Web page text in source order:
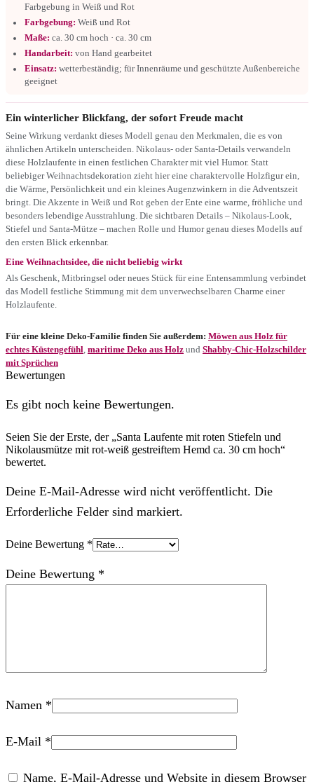
Farbgebung in Weiß und Rot
Farbgebung: Weiß und Rot
Maße: ca. 30 cm hoch · ca. 30 cm
Handarbeit: von Hand gearbeitet
Einsatz: wetterbeständig; für Innenräume und geschützte Außenbereiche
geeignet
Ein winterlicher Blickfang, der sofort Freude macht
Seine Wirkung verdankt dieses Modell genau den Merkmalen, die es von
ähnlichen Artikeln unterscheiden. Nikolaus- oder Santa-Details verwandeln
diese Holzlaufente in einen festlichen Charakter mit viel Humor. Statt
beliebiger Weihnachtsdekoration zieht hier eine charaktervolle Holzfigur ein,
die Wärme, Persönlichkeit und ein kleines Augenzwinkern in die Adventszeit
bringt. Die Akzente in Weiß und Rot geben der Ente eine warme, fröhliche und
besonders lebendige Ausstrahlung. Die sichtbaren Details – Nikolaus-Look,
Stiefel und Santa-Mütze – machen Rolle und Humor genau dieses Modells auf
den ersten Blick erkennbar.
Eine Weihnachtsidee, die nicht beliebig wirkt
Als Geschenk, Mitbringsel oder neues Stück für eine Entensammlung verbindet
das Modell festliche Stimmung mit dem unverwechselbaren Charme einer
Holzlaufente.
Für eine kleine Deko-Familie finden Sie außerdem: Möwen aus Holz für
echtes Küstengefühl maritime Deko aus Holz und Shabby-Chic-Holzschilder
mit Sprüchen
Bewertungen
Es gibt noch keine Bewertungen.
Seien Sie der Erste, der „Santa Laufente mit roten Stiefeln und
Nikolausmütze mit rot-weiß gestreiftem Hemd ca. 30 cm hoch“
bewertet.
Deine E-Mail-Adresse wird nicht veröffentlicht. Die
Erforderliche Felder sind markiert.
Deine Bewertung *
Deine Bewertung *
Namen *
E-Mail *
Name, E-Mail-Adresse und Website in diesem Browser